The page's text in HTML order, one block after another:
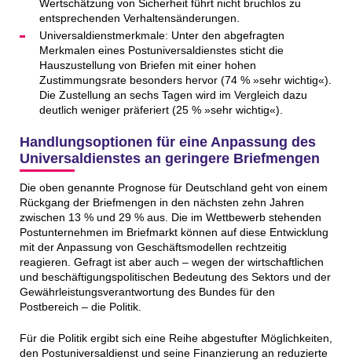
Wertschätzung von Sicherheit führt nicht bruchlos zu
entsprechenden Verhaltensänderungen.
Universaldienstmerkmale: Unter den abgefragten
Merkmalen eines Postuniversaldienstes sticht die
Hauszustellung von Briefen mit einer hohen
Zustimmungsrate besonders hervor (74 % »sehr wichtig«).
Die Zustellung an sechs Tagen wird im Vergleich dazu
deutlich weniger präferiert (25 % »sehr wichtig«).
Handlungsoptionen für eine Anpassung des
Universaldienstes an geringere Briefmengen
Die oben genannte Prognose für Deutschland geht von einem
Rückgang der Briefmengen in den nächsten zehn Jahren
zwischen 13 % und 29 % aus. Die im Wettbewerb stehenden
Postunternehmen im Briefmarkt können auf diese Entwicklung
mit der Anpassung von Geschäftsmodellen rechtzeitig
reagieren. Gefragt ist aber auch – wegen der wirtschaftlichen
und beschäftigungspolitischen Bedeutung des Sektors und der
Gewährleistungsverantwortung des Bundes für den
Postbereich – die Politik.
Für die Politik ergibt sich eine Reihe abgestufter Möglichkeiten,
den Postuniversaldienst und seine Finanzierung an reduzierte